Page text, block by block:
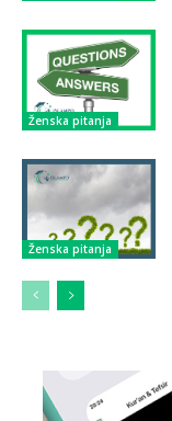
Ženska pitanja
Ženska pitanja